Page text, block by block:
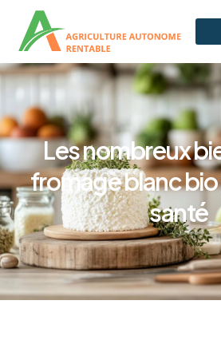
Les nombreux
fromage blanc
santé